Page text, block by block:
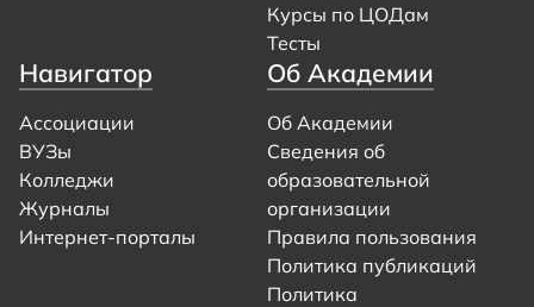
Курсы по ЦОДам
Тесты
Навигатор
Ассоциации
ВУЗы
Колледжи
Журналы
Интернет-порталы
Об Академии
Об Академии
Сведения об
образовательной
организации
Правила пользования
Политика публикаций
Политика